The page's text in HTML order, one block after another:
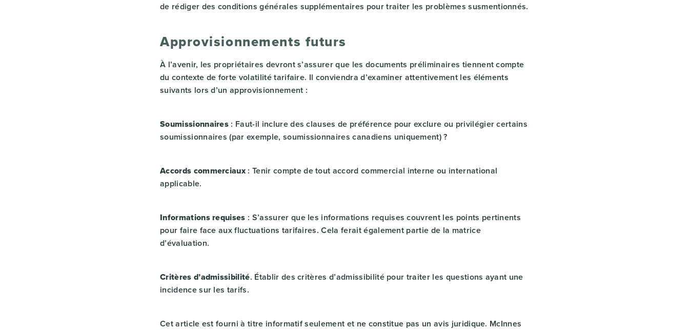
de rédiger des conditions générales supplémentaires pour traiter les problèmes susmentionnés.
Approvisionnements futurs
À l’avenir, les propriétaires devront s’assurer que les documents préliminaires tiennent compte
du contexte de forte volatilité tarifaire. Il conviendra d’examiner attentivement les éléments
suivants lors d’un approvisionnement :
Soumissionnaires : Faut-il inclure des clauses de préférence pour exclure ou privilégier certains
soumissionnaires (par exemple, soumissionnaires canadiens uniquement) ?
Accords commerciaux : Tenir compte de tout accord commercial interne ou international
applicable.
Informations requises : S’assurer que les informations requises couvrent les points pertinents
pour faire face aux fluctuations tarifaires. Cela ferait également partie de la matrice
d’évaluation.
Critères d’admissibilité. Établir des critères d’admissibilité pour traiter les questions ayant une
incidence sur les tarifs.
Cet article est fourni à titre informatif seulement et ne constitue pas un avis juridique. McInnes